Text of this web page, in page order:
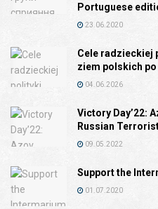
Portuguese
23.06.2020
Cele radzieckiej
ziem polskich po
04.06.2026
Victory Day’22:
Russian
09.05.2022
Support the
01.07.2020